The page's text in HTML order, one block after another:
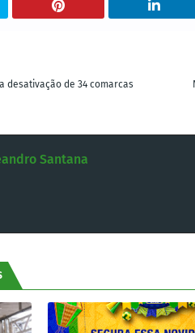
desativação de 34 comarcas
Santana